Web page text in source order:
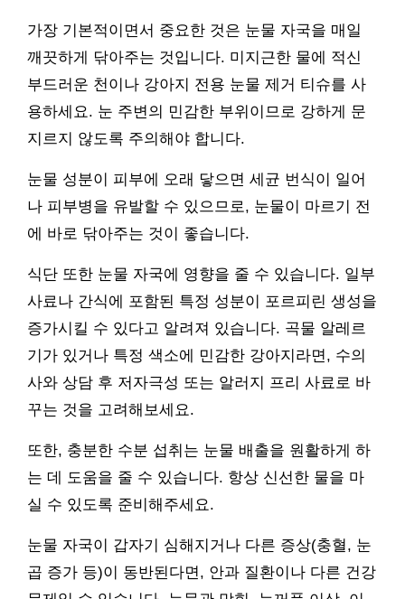
가장 기본적이면서 중요한 것은 눈물 자국을 매일
깨끗하게 닦아주는 것입니다. 미지근한 물에 적신
부드러운 천이나 강아지 전용 눈물 제거 티슈를 사
용하세요. 눈 주변의 민감한 부위이므로 강하게 문
지르지 않도록 주의해야 합니다.
눈물 성분이 피부에 오래 닿으면 세균 번식이 일어
나 피부병을 유발할 수 있으므로, 눈물이 마르기 전
에 바로 닦아주는 것이 좋습니다.
식단 또한 눈물 자국에 영향을 줄 수 있습니다. 일부
사료나 간식에 포함된 특정 성분이 포르피린 생성을
증가시킬 수 있다고 알려져 있습니다. 곡물 알레르
기가 있거나 특정 색소에 민감한 강아지라면, 수의
사와 상담 후 저자극성 또는 알러지 프리 사료로 바
꾸는 것을 고려해보세요.
또한, 충분한 수분 섭취는 눈물 배출을 원활하게 하
는 데 도움을 줄 수 있습니다. 항상 신선한 물을 마
실 수 있도록 준비해주세요.
눈물 자국이 갑자기 심해지거나 다른 증상(충혈, 눈
곱 증가 등)이 동반된다면, 안과 질환이나 다른 건강